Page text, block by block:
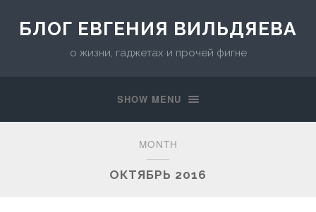
БЛОГ ЕВГЕНИЯ ВИЛЬДЯЕВА
о жизни, гаджетах и прочей фигне
SHOW MENU
MONTH
ОКТЯБРЬ 2016